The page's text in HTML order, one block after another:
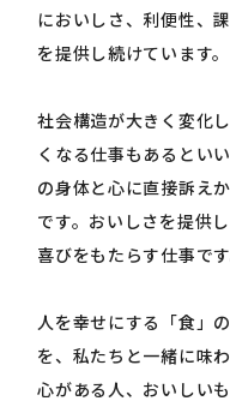
においしさ、利便性、
を提供し続けています。
社会構造が大きく変化
くなる仕事もあるとい
の身体と心に直接訴え
です。おいしさを提供
喜びをもたらす仕事です
人を幸せにする「食」
を、私たちと一緒に味
心がある人、おいしい